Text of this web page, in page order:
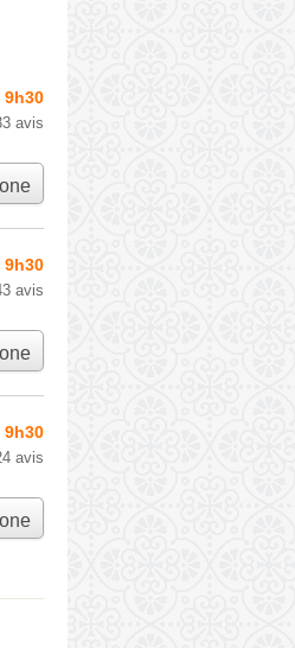
9h30
avis
9h30
avis
9h30
avis